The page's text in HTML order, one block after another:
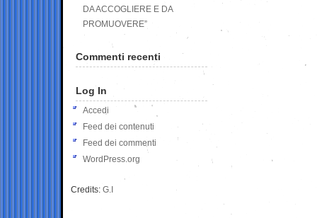
DA ACCOGLIERE E DA
PROMUOVERE”
Commenti recenti
Log In
Accedi
Feed dei contenuti
Feed dei commenti
WordPress.org
Credits: G.I